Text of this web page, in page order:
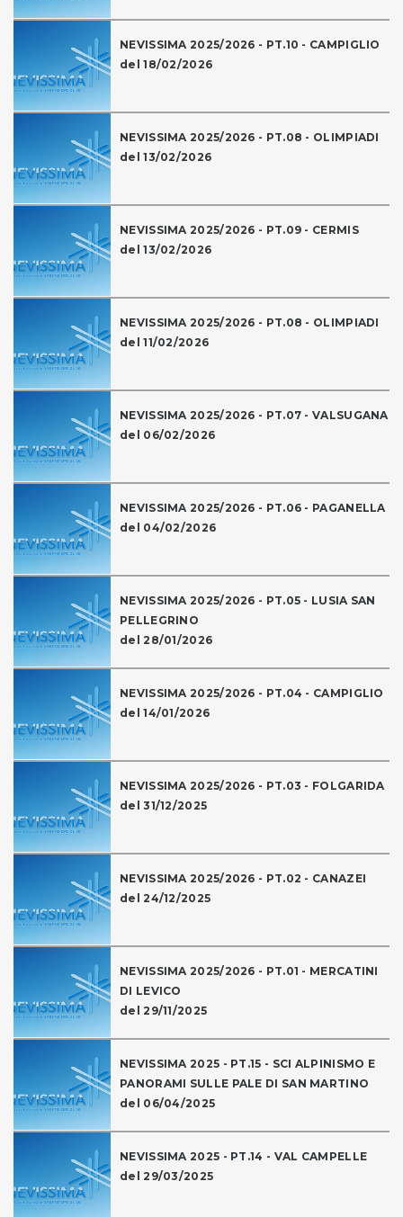
NEVISSIMA 2025/2026 - PT.10 - CAMPIGLIO
del 18/02/2026
NEVISSIMA 2025/2026 - PT.08 - OLIMPIADI
del 13/02/2026
NEVISSIMA 2025/2026 - PT.09 - CERMIS
del 13/02/2026
NEVISSIMA 2025/2026 - PT.08 - OLIMPIADI
del 11/02/2026
NEVISSIMA 2025/2026 - PT.07 - VALSUGANA
del 06/02/2026
NEVISSIMA 2025/2026 - PT.06 - PAGANELLA
del 04/02/2026
NEVISSIMA 2025/2026 - PT.05 - LUSIA SAN
PELLEGRINO
del 28/01/2026
NEVISSIMA 2025/2026 - PT.04 - CAMPIGLIO
del 14/01/2026
NEVISSIMA 2025/2026 - PT.03 - FOLGARIDA
del 31/12/2025
NEVISSIMA 2025/2026 - PT.02 - CANAZEI
del 24/12/2025
NEVISSIMA 2025/2026 - PT.01 - MERCATINI
DI LEVICO
del 29/11/2025
NEVISSIMA 2025 - PT.15 - SCI ALPINISMO E
PANORAMI SULLE PALE DI SAN MARTINO
del 06/04/2025
NEVISSIMA 2025 - PT.14 - VAL CAMPELLE
del 29/03/2025